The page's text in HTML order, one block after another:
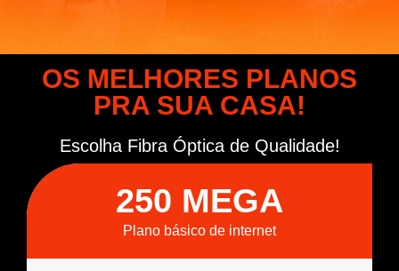
OS MELHORES PLANOS
PRA SUA CASA!
Escolha Fibra Óptica de Qualidade!
250 MEGA
Plano básico de internet